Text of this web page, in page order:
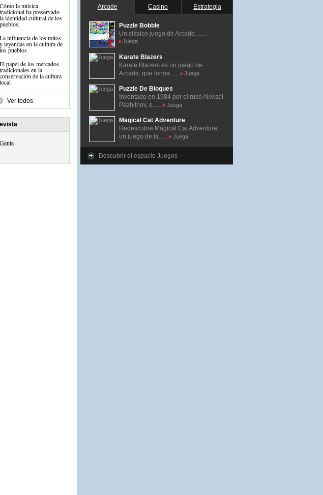
Cómo la música
tradicional ha preservado
la identidad cultural de los
pueblos
La influencia de los mitos
y leyendas en la cultura de
los pueblos
El papel de los mercados
tradicionales en la
conservación de la cultura
local
Ver todos
Gente
Arcade Casino Estrategia
Puzzle Bobble
Un clásico juego de Arcade. ......
Juega
Karate Blazers
Karate Blazers es un juego de
Arcade, que forma......
Juega
Puzzle De Bloques
Inventado en 1984 por el ruso Alekséi
Pázhitnov, e......
Juega
Magical Cat Adventure
Redescubre Magical Cat Adventure,
un juego de la......
Juega
Descubrir el espacio Juegos